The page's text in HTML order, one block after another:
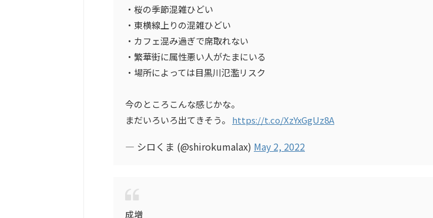
・桜の季節混雑ひどい
・東横線上りの混雑ひどい
・カフェ混み過ぎで席取れない
・繁華街に属性悪い人がたまにいる
・場所によっては目黒川氾濫リスク
今のところこんな感じかな。
まだいろいろ出てきそう。 https://t.co/XzYxGgUz8A
— シロくま (@shirokumalax) May 2, 2022
成増